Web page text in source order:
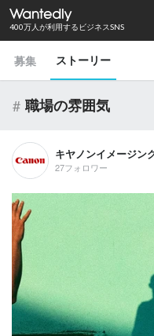
400万人が利用するビジネスSNS
募集 ストーリー
# 職場の雰囲気
キヤノンイメージン
27フォロワー